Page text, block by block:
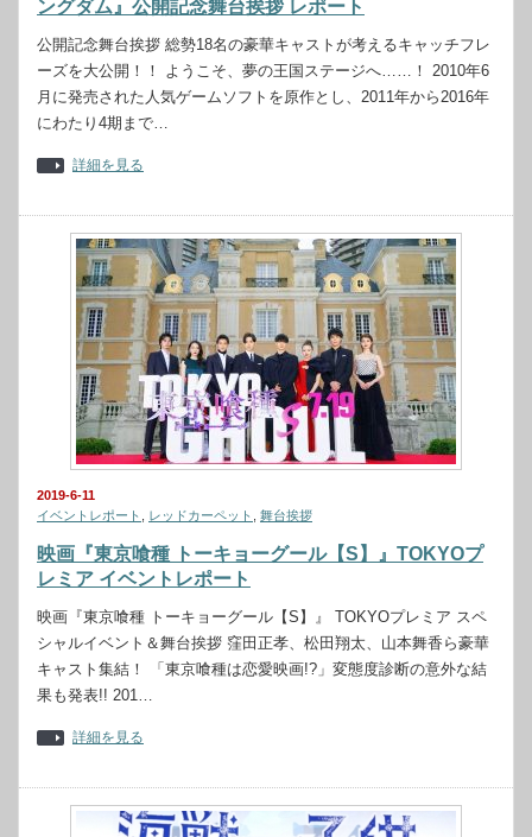
ングダム』公開記念舞台挨拶 レポート
公開記念舞台挨拶 総勢18名の豪華キャストが考えるキャッチフレ
ーズを大公開！！ ようこそ、夢の王国ステージへ……！ 2010年6
月に発売された人気ゲームソフトを原作とし、2011年から2016年
にわたり4期まで…
詳細を見る
2019-6-11
イベントレポート
レッドカーペット 舞台挨拶
映画『東京喰種 トーキョーグール【S】』TOKYOプ
レミア イベントレポート
映画『東京喰種 トーキョーグール【S】』 TOKYOプレミア スペ
シャルイベント＆舞台挨拶 窪田正孝、松田翔太、山本舞香ら豪華
キャスト集結！ 「東京喰種は恋愛映画!?」変態度診断の意外な結
果も発表!! 201…
詳細を見る